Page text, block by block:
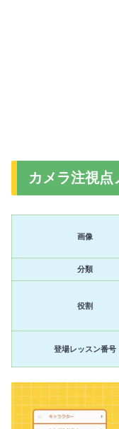
カメラ注視点
画像
分類
役割
登場レッスン番号